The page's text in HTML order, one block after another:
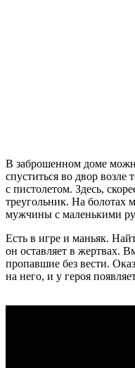
В заброшенном доме
спуститься во двор возле
с пистолетом. Здесь,
треугольник. На болотах
мужчины с маленькими
Есть в игре и маньяк.
он оставляет в жертвах.
пропавшие без вести.
на него, и у героя